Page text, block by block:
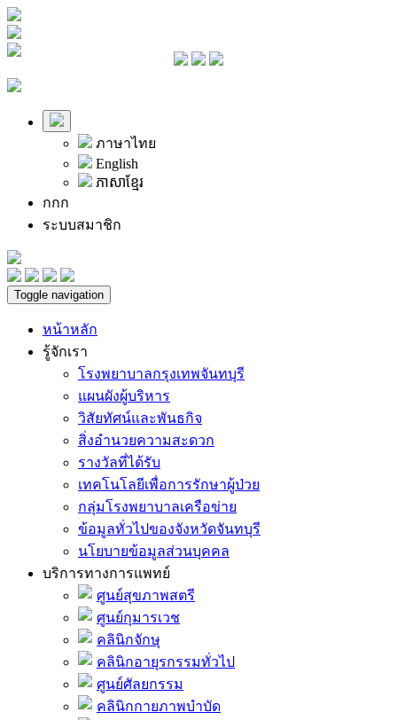
ภาษาไทย
English
ភាសាខ្មែរ
กกก
ระบบสมาชิก
Toggle navigation
หน้าหลัก
รู้จักเรา
โรงพยาบาลกรุงเทพจันทบุรี
แผนผังผู้บริหาร
วิสัยทัศน์และพันธกิจ
สิ่งอำนวยความสะดวก
รางวัลที่ได้รับ
เทคโนโลยีเพื่อการรักษาผู้ป่วย
กลุ่มโรงพยาบาลเครือข่าย
ข้อมูลทั่วไปของจังหวัดจันทบุรี
นโยบายข้อมูลส่วนบุคคล
บริการทางการแพทย์
ศูนย์สุขภาพสตรี
ศูนย์กุมารเวช
คลินิกจักษุ
คลินิกอายุรกรรมทั่วไป
ศูนย์ศัลยกรรม
คลินิกกายภาพบำบัด